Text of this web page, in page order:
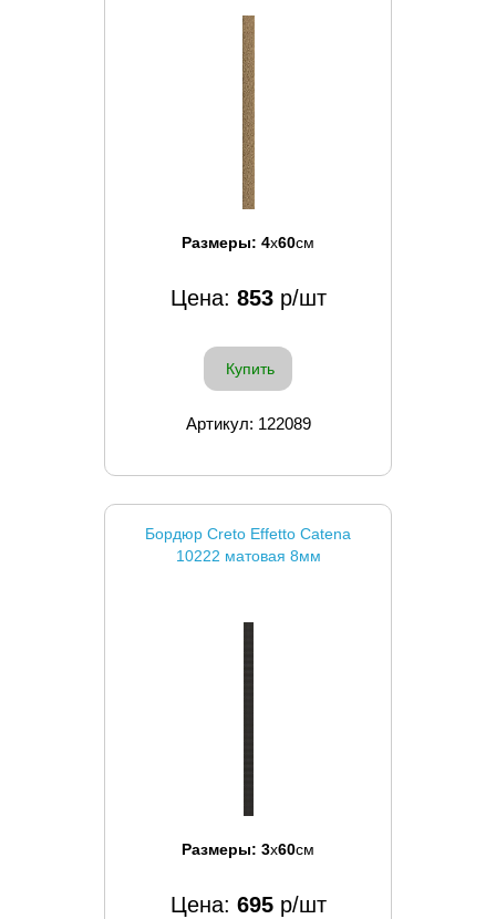
Размеры: 4x60см
Цена: 853р/шт
Купить
Артикул: 122089
Бордюр Creto Effetto Catena
10222 матовая 8мм
Размеры: 3x60см
Цена: 695р/шт